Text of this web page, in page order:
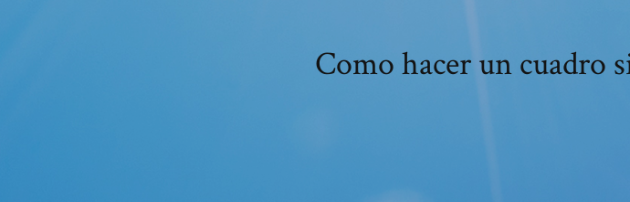
Como hacer un cuadro